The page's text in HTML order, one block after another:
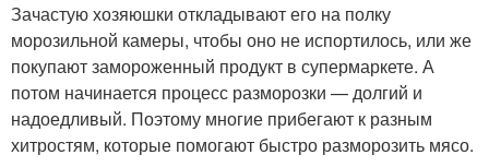
Зачастую хозяюшки откладывают его на полку
морозильной камеры, чтобы оно не испортилось, или же
покупают замороженный продукт в супермаркете. А
потом начинается процесс разморозки — долгий и
надоедливый. Поэтому многие прибегают к разным
хитростям, которые помогают быстро разморозить мясо.